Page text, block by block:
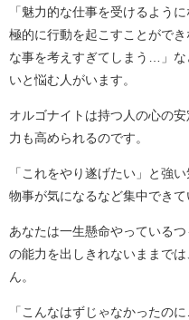
「魅力的な仕事を受けるよう
極的に行動を起こすことがで
な事を考えすぎてしまう…」
いと悩む人がいます。
オルゴナイトは持つ人の心の
力も高められるのです。
「これをやり遂げたい」と強
物事が気になるなど集中でき
あなたは一生懸命やっている
の能力を出しきれないままで
ん。
「こんなはずじゃなかったの